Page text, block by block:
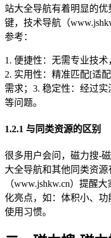
站大全导航有着明显的
键，技术导航（
参考：
1. 便捷性：无需专业技术
2. 实用性：精准匹配[适
需求；3. 稳定性：经过
等问题。
1.2.1 与同类资源的区别
很多用户会问，磁力搜-
大全导航和其他同类资
（www.jshkw.cn）提醒
化亮点，如：体积小、
使用习惯。